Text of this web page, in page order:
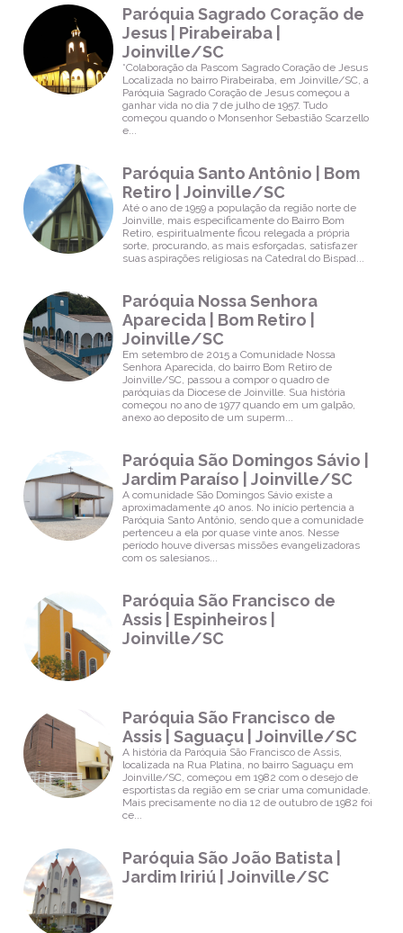
Francisco de
Assis |
Espinheiros |
Joinville/SC
Horários de
Missa
Paróquia São
Joinville/SC
Horários de
Missa
Paróquia São
João Batista |
Horários de
Missa
Paróquia São
João Batista |
Centro |
Garuva/SC
Paróquia São
Paulo
Apóstolo |
Comasa |
Joinville/SC
Horários de
Paróquia São
Sebastião |
Iririú |
Joinville/SC
Paróquia
Senhor Bom
Jesus |
Aventureiro |
Joinville/SC
Horários de
Paróquia Sagrado Coração de
Jesus | Pirabeiraba |
Joinville/SC
*Colaboração da Pascom Sagrado Coração de Jesus
Localizada no bairro Pirabeiraba, em Joinville/SC, a
Paróquia Sagrado Coração de Jesus começou a
ganhar vida no dia 7 de julho de 1957. Tudo
começou quando o Monsenhor Sebastião Scarzello
e...
Paróquia Santo Antônio | Bom
Retiro | Joinville/SC
Até o ano de 1959 a população da região norte de
Joinville, mais especificamente do Bairro Bom
Retiro, espiritualmente ficou relegada a própria
sorte, procurando, as mais esforçadas, satisfazer
suas aspirações religiosas na Catedral do Bispad...
Paróquia Nossa Senhora
Aparecida | Bom Retiro |
Joinville/SC
Em setembro de 2015 a Comunidade Nossa
Senhora Aparecida, do bairro Bom Retiro de
Joinville/SC, passou a compor o quadro de
paróquias da Diocese de Joinville. Sua história
começou no ano de 1977 quando em um galpão,
anexo ao deposito de um superm...
Paróquia São Domingos Sávio |
Jardim Paraíso | Joinville/SC
A comunidade São Domingos Sávio existe a
aproximadamente 40 anos. No início pertencia a
Paróquia Santo Antônio, sendo que a comunidade
pertenceu a ela por quase vinte anos. Nesse
período houve diversas missões evangelizadoras
com os salesianos...
Paróquia São Francisco de
Assis | Espinheiros |
Joinville/SC
Paróquia São Francisco de
Assis | Saguaçu | Joinville/SC
A história da Paróquia São Francisco de Assis,
localizada na Rua Platina, no bairro Saguaçu em
Joinville/SC, começou em 1982 com o desejo de
esportistas da região em se criar uma comunidade.
Mais precisamente no dia 12 de outubro de 1982 foi
ce...
Paróquia São João Batista |
Jardim Iririú | Joinville/SC